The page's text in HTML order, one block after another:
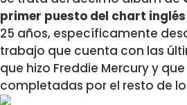
primer puesto del chart inglés
25 años, específicamente
trabajo que cuenta con las
que hizo Freddie Mercury y
completadas por el resto de